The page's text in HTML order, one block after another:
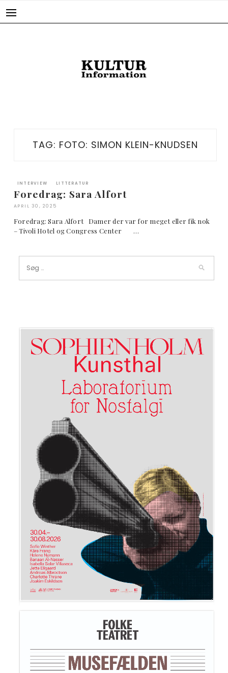
TAG: FOTO: SIMON KLEIN-KNUDSEN
INTERVIEW LITTERATUR
Foredrag: Sara Alfort
APRIL 30, 2025
Foredrag: Sara Alfort Damer der var for meget eller fik nok
– Tivoli Hotel og Congress Center …